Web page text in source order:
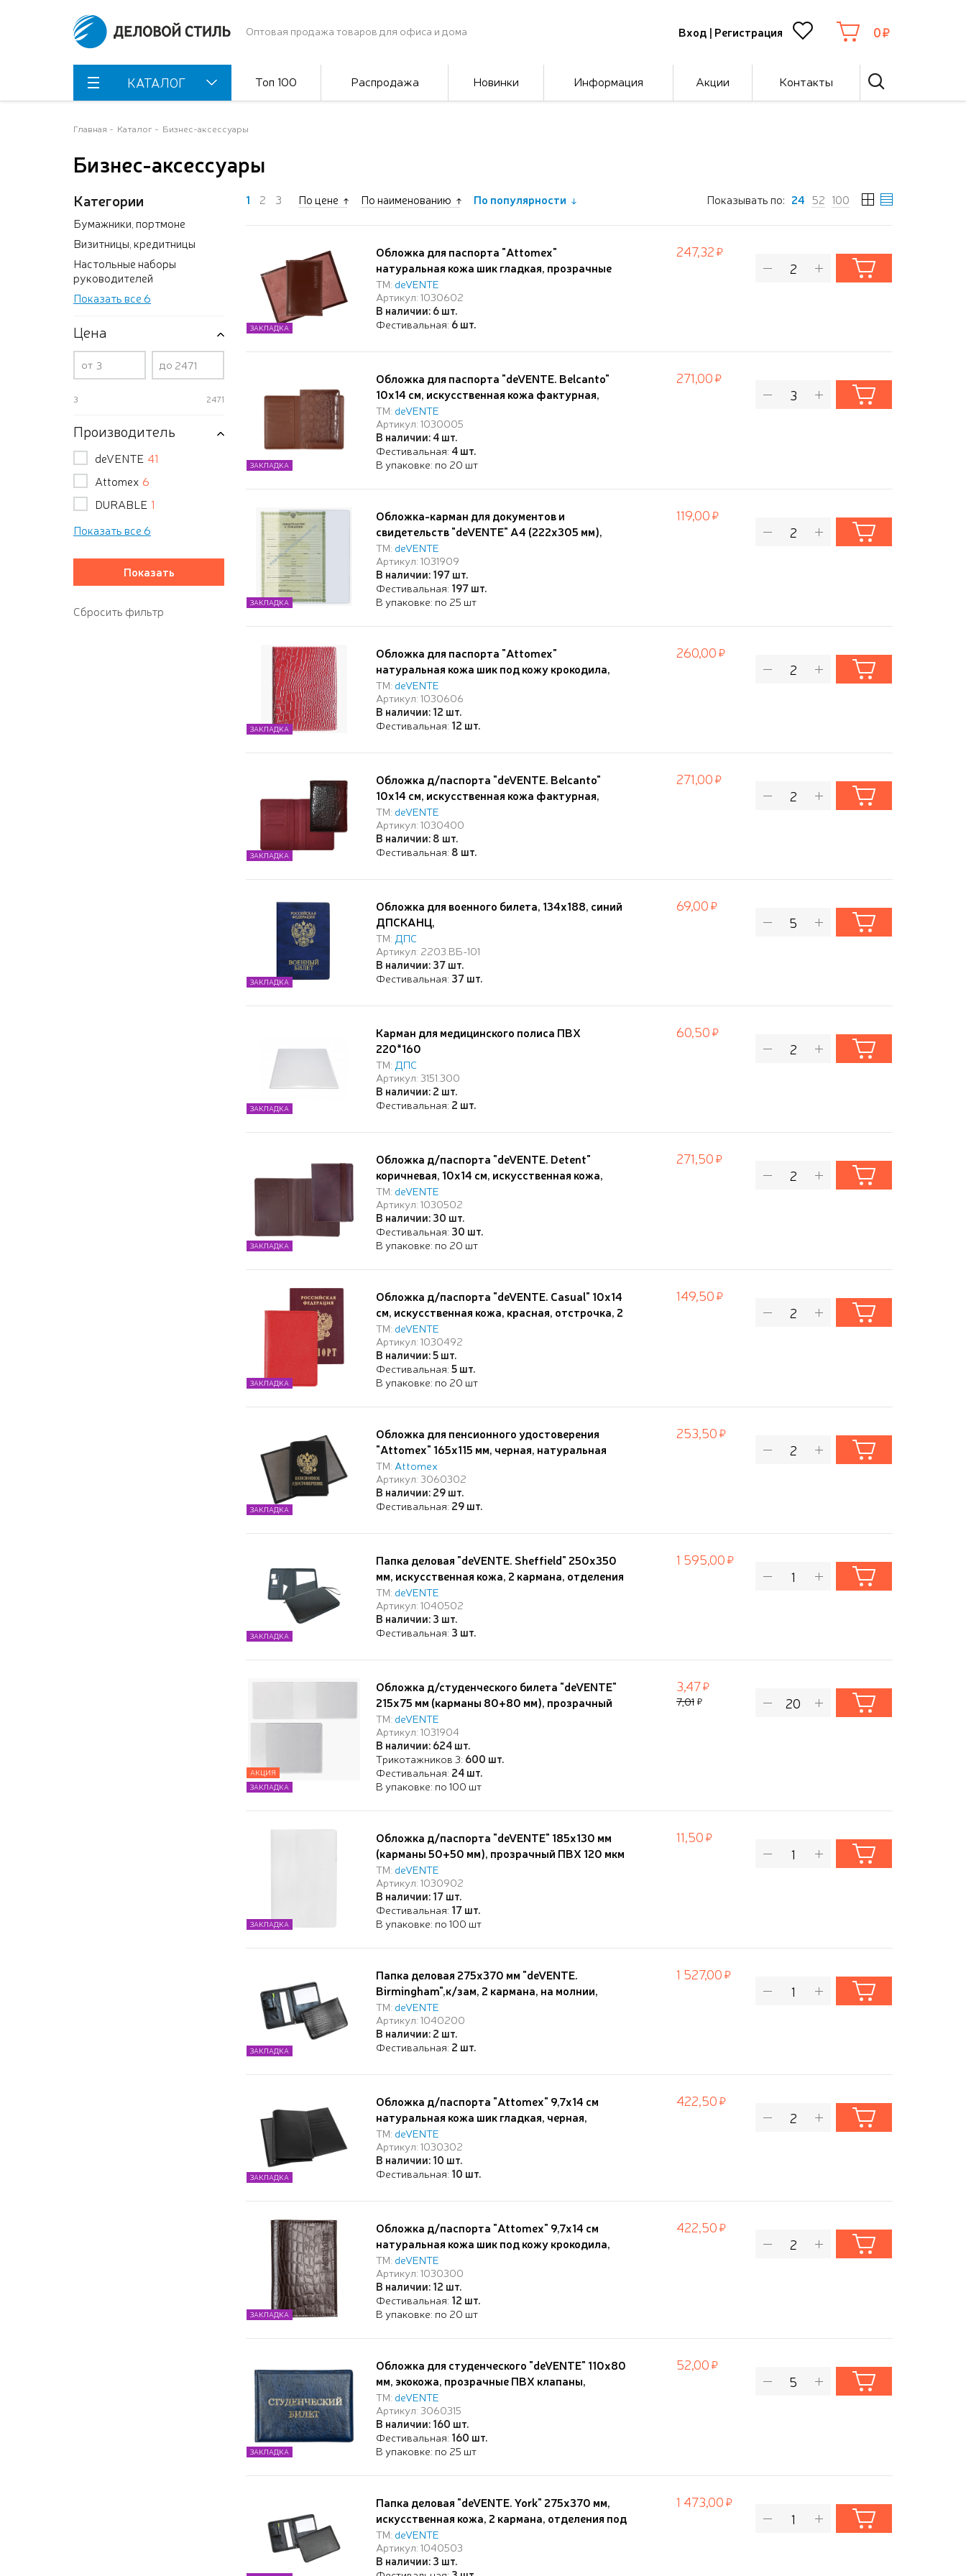
Оптовая продажа товаров для офиса и дома Вход | Регистрация 0
КАТАЛОГ Топ 100 Распродажа Новинки Информация Акции Контакты
Главная Каталог Бизнес-аксессуары
Бизнес-аксессуары
Категории
Бумажники, портмоне
Визитницы, кредитницы
Настольные наборы
руководителей
Показать все 6
Цена
от до
3 2471
Производитель
deVENTE 41
Attomex 6
DURABLE 1
Показать все 6
1 2 3 По цене По наименованию По популярности Показывать по: 24 52 100
Обложка для паспорта "Attomex"
натуральная кожа шик гладкая, прозрачные
ПВХ клапаны с отделами для визиток и сим
карты, скругленные уголки, бордовая
ТМ: deVENTE
Артикул: 1030602
В наличии: 6 шт.
Фестивальная: 6 шт.
ЗАКЛАДКА
247,32
Обложка для паспорта "deVENTE. Belcanto"
10x14 см, искусственная кожа фактурная,
поролон, отстрочка, 5 отделений для визиток,
в пластиковом пакете с европодвесом,
коричневая
ТМ: deVENTE
Артикул: 1030005
В наличии: 4 шт.
Фестивальная: 4 шт.
В упаковке: по 20 шт
ЗАКЛАДКА
271,00
Обложка-карман для документов и
свидетельств "deVENTE" A4 (222x305 мм),
ПВХ 300 мкм, антибликовая поверхность, без
отверстий, горизонтальный вход, прозрачная
ТМ: deVENTE
Артикул: 1031909
В наличии: 197 шт.
Фестивальная: 197 шт.
В упаковке: по 25 шт
ЗАКЛАДКА
119,00
Обложка для паспорта "Attomex"
натуральная кожа шик под кожу крокодила,
прозрачные ПВХ клапаны с отделами для
визиток и сим карты, скругленные уголки,
бордовая
ТМ: deVENTE
Артикул: 1030606
В наличии: 12 шт.
Фестивальная: 12 шт.
ЗАКЛАДКА
260,00
Обложка д/паспорта "deVENTE. Belcanto"
10x14 см, искусственная кожа фактурная,
поролон, отстрочка, 5 отделений для визиток,
в пластиковом пакете с европодвесом,
бордовая
ТМ: deVENTE
Артикул: 1030400
В наличии: 8 шт.
Фестивальная: 8 шт.
ЗАКЛАДКА
271,00
Обложка для военного билета, 134х188, синий
ДПСКАНЦ,
ТМ: ДПС
Артикул: 2203.ВБ-101
В наличии: 37 шт.
Фестивальная: 37 шт.
ЗАКЛАДКА
69,00
Карман для медицинского полиса ПВХ
220*160
ТМ: ДПС
Артикул: 3151.300
В наличии: 2 шт.
Фестивальная: 2 шт.
ЗАКЛАДКА
60,50
Обложка д/паспорта "deVENTE. Detent"
коричневая, 10x14 см, искусственная кожа,
поролон, вертикальная резинка, отстрочка, 3
отделения для визиток, в пластиковом пакете с
европодвесом,
ТМ: deVENTE
Артикул: 1030502
В наличии: 30 шт.
Фестивальная: 30 шт.
В упаковке: по 20 шт
ЗАКЛАДКА
271,50
Обложка д/паспорта "deVENTE. Casual" 10x14
см, искусственная кожа, красная, отстрочка, 2
отделения для визиток, в пластиковом пакете с
европодвесом,
ТМ: deVENTE
Артикул: 1030492
В наличии: 5 шт.
Фестивальная:5 шт.
В упаковке: по 20 шт
ЗАКЛАДКА
149,50
Обложка для пенсионного удостоверения
"Attomex" 165x115 мм, черная, натуральная
кожа шик гладкая, прозрачные ПВХ клапаны,
тиснение золотистой фольгой,
индивидуальная упаковка
ТМ: Attomex
Артикул: 3060302
В наличии: 29 шт.
Фестивальная: 29 шт.
ЗАКЛАДКА
253,50
Папка деловая "deVENTE. Sheffield" 250x350
мм, искусственная кожа, 2 кармана, отделения
под визитки и ручки, с ручкой-петлей, на
молнии, черная
ТМ: deVENTE
Артикул: 1040502
В наличии: 3 шт.
Фестивальная: 3 шт.
ЗАКЛАДКА
1 595,00
Обложка д/студенческого билета "deVENTE"
215x75 мм (карманы 80+80 мм), прозрачный
ПВХ 120 мкм
ТМ: deVENTE
Артикул: 1031904
В наличии: 624 шт.
Трикотажников 3: 600 шт.
Фестивальная: 24 шт.
В упаковке: по 100 шт
АКЦИЯ
ЗАКЛАДКА
3,47
7,01
Обложка д/паспорта "deVENTE" 185x130 мм
(карманы 50+50 мм), прозрачный ПВХ 120 мкм
ТМ: deVENTE
Артикул: 1030902
В наличии: 17 шт.
Фестивальная: 17 шт.
В упаковке: по 100 шт
ЗАКЛАДКА
11,50
Папка деловая 275x370 мм "deVENTE.
Birmingham",к/зам, 2 кармана, на молнии,
черная
ТМ: deVENTE
Артикул: 1040200
В наличии: 2 шт.
Фестивальная: 2 шт.
ЗАКЛАДКА
1 527,00
Обложка д/паспорта "Attomex" 9,7x14 см
натуральная кожа шик гладкая, черная,
прозрачный ПВХ клапан и кожаный клапан с
отделениями для визиток и сим карты,
скругленные уголки, индивидуальная
упаковка
ТМ: deVENTE
Артикул: 1030302
В наличии: 10 шт.
Фестивальная: 10 шт.
ЗАКЛАДКА
422,50
Обложка д/паспорта "Attomex" 9,7x14 см
натуральная кожа шик под кожу крокодила,
коричневая, прозрачный ПВХ клапан с
отделом для карты, кожаный клапан с 3-мя
карманами для карт,
ТМ: deVENTE
Артикул: 1030300
В наличии: 12 шт.
Фестивальная: 12 шт.
В упаковке: по 20 шт
ЗАКЛАДКА
422,50
Обложка для студенческого "deVENTE" 110x80
мм, экокожа, прозрачные ПВХ клапаны,
тиснение фольгой, синяя, индивидуальная
упаковка
ТМ: deVENTE
Артикул: 3060315
В наличии: 160 шт.
Фестивальная: 160 шт.
В упаковке: по 25 шт
ЗАКЛАДКА
52,00
Папка деловая "deVENTE. York" 275x370 мм,
искусственная кожа, 2 кармана, отделения под
визитки и ручки, на молнии, черная
ТМ: deVENTE
Артикул: 1040503
В наличии: 3 шт.
1 473,00